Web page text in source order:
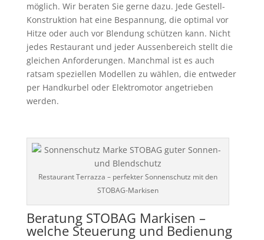
möglich. Wir beraten Sie gerne dazu. Jede Gestell-
Konstruktion hat eine Bespannung, die optimal vor
Hitze oder auch vor Blendung schützen kann. Nicht
jedes Restaurant und jeder Aussenbereich stellt die
gleichen Anforderungen. Manchmal ist es auch
ratsam speziellen Modellen zu wählen, die entweder
per Handkurbel oder Elektromotor angetrieben
werden.
Restaurant Terrazza – perfekter Sonnenschutz mit den
STOBAG-Markisen
Beratung STOBAG Markisen –
welche Steuerung und Bedienung